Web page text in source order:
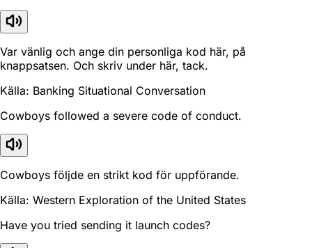
Var vänlig och ange din personliga kod här, på
knappsatsen. Och skriv under här, tack.
Källa: Banking Situational Conversation
Cowboys followed a severe code of conduct.
Cowboys följde en strikt kod för uppförande.
Källa: Western Exploration of the United States
Have you tried sending it launch codes?